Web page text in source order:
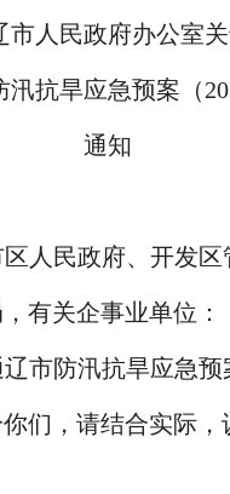
市人民政府办公室
汛抗旱应急预案（
通知
人民政府、开发区
有关企事业单位：
市防汛抗旱应急预
们，请结合实际，